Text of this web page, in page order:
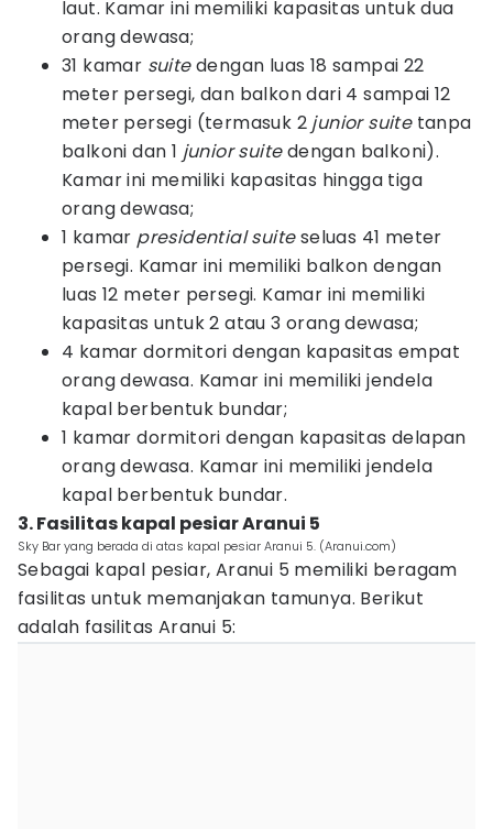
laut. Kamar ini memiliki kapasitas untuk dua
orang dewasa;
31 kamar suitedengan luas 18 sampai 22
meter persegi, dan balkon dari 4 sampai 12
meter persegi (termasuk 2 junior suitetanpa
balkoni dan 1 junior suitedengan balkoni).
Kamar ini memiliki kapasitas hingga tiga
orang dewasa;
1 kamar presidential suiteseluas 41 meter
persegi. Kamar ini memiliki balkon dengan
luas 12 meter persegi. Kamar ini memiliki
kapasitas untuk 2 atau 3 orang dewasa;
4 kamar dormitori dengan kapasitas empat
orang dewasa. Kamar ini memiliki jendela
kapal berbentuk bundar;
1 kamar dormitori dengan kapasitas delapan
orang dewasa. Kamar ini memiliki jendela
kapal berbentuk bundar.
3. Fasilitas kapal pesiar Aranui 5
Sky Bar yang berada di atas kapal pesiar Aranui 5. (Aranui.com)
Sebagai kapal pesiar, Aranui 5 memiliki beragam
fasilitas untuk memanjakan tamunya. Berikut
adalah fasilitas Aranui 5: